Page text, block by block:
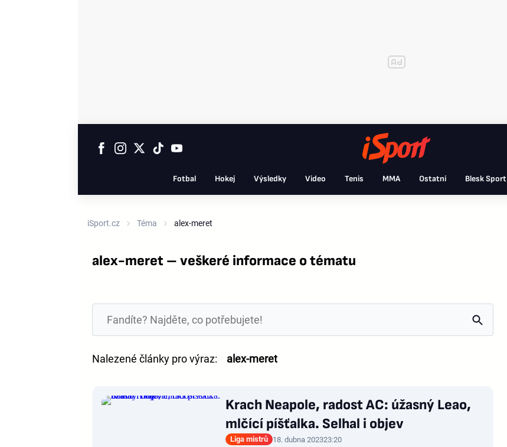
Fotbal Hokej Výsledky Video Tenis MMA Ostatní Blesk Sport
iSport.cz Téma alex-meret
alex-meret – veškeré informace o tématu
Nalezené články pro výraz: alex-meret
Krach Neapole, radost AC: úžasný Leao,
mlčící píšťalka. Selhal i objev
Liga mistrů 18. dubna 202323:20